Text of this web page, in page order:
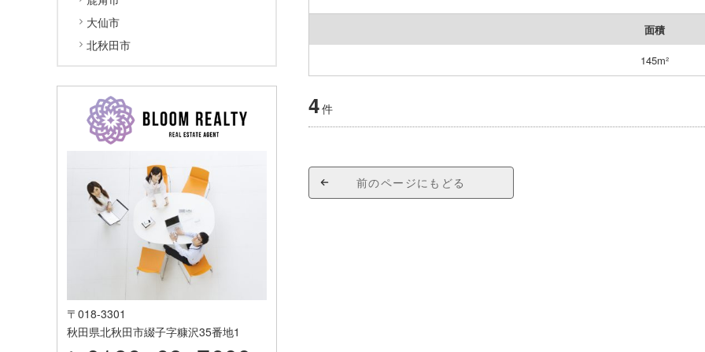
面積
145m²
4件
前のページにもどる
大仙市
北秋田市
〒018-3301
秋田県北秋田市綴子字糠沢35番地1